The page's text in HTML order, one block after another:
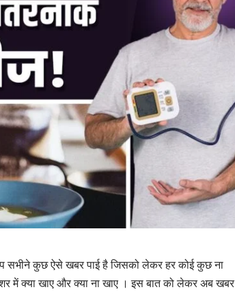
सभीने कुछ ऐसे खबर पाई है जिसको लेकर हर कोई कुछ ना
में क्या खाए और क्या ना खाए । इस बात को लेकर अब खबर